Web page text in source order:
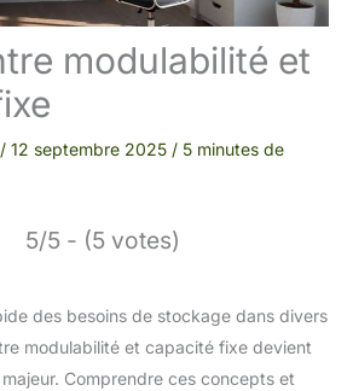
modulabilité et
/ 12 septembre 2025 / 5 minutes de
5/5 - (5 votes)
des besoins de stockage dans divers
modulabilité et capacité fixe devient
Comprendre ces concepts et